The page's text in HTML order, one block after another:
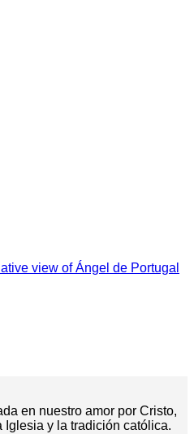
en nuestro amor por Cristo,
Iglesia y la tradición católica.